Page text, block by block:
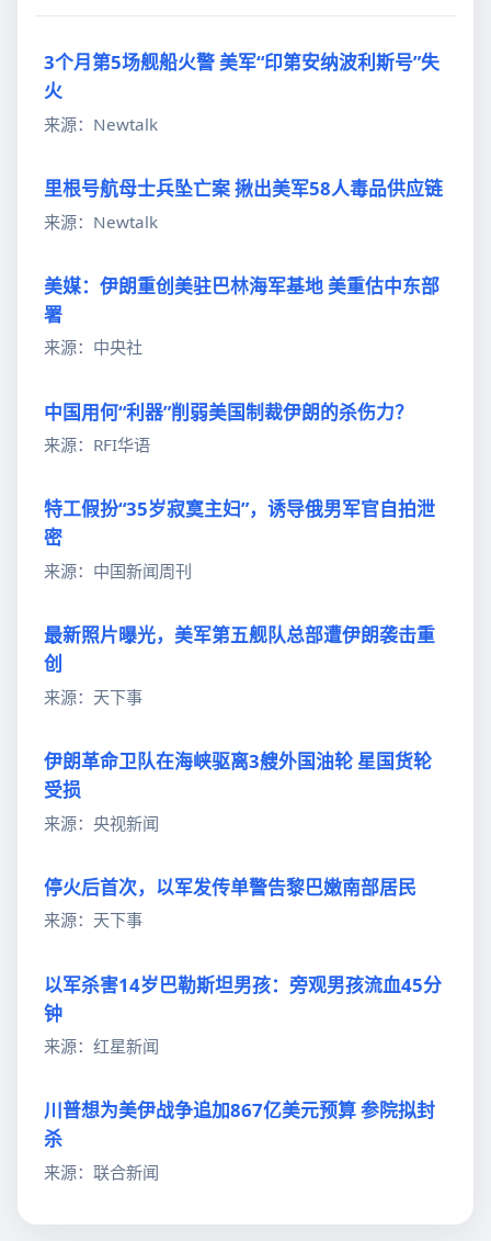
3个月第5场舰船火警 美军“印第安纳波利斯号”失
火
来源：Newtalk
里根号航母士兵坠亡案 揪出美军58人毒品供应链
来源：Newtalk
美媒：伊朗重创美驻巴林海军基地 美重估中东部
署
来源：中央社
中国用何“利器”削弱美国制裁伊朗的杀伤力？
来源：RFI华语
特工假扮“35岁寂寞主妇”，诱导俄男军官自拍泄
密
来源：中国新闻周刊
最新照片曝光，美军第五舰队总部遭伊朗袭击重
创
来源：天下事
伊朗革命卫队在海峡驱离3艘外国油轮 星国货轮
受损
来源：央视新闻
停火后首次，以军发传单警告黎巴嫩南部居民
来源：天下事
以军杀害14岁巴勒斯坦男孩：旁观男孩流血45分
钟
来源：红星新闻
川普想为美伊战争追加867亿美元预算 参院拟封
杀
来源：联合新闻